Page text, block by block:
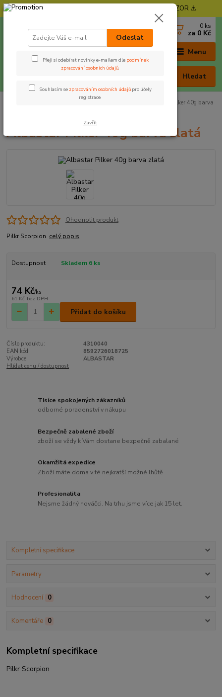
⚠️ POZOR - Objednávky expedujeme od 11. 8. - POZOR ⚠️
Menu
Hledat
0 ks
za 0 Kč
Albastar Pilker 40g barva
Albastar Pilker 40g barva zlatá
Ohodnotit produkt
Pilkr Scorpion celý popis
Dostupnost Skladem 6 ks
74 Kč/ks
61 Kč bez DPH
Přidat do košíku
Číslo produktu:
4310040
EAN kód:
8592726018725
Výrobce:
ALBASTAR
Hlídat cenu / dostupnost
Tisíce spokojených zákazníků
odborné poradenství v nákupu
Bezpečně zabalené zboží
zboží se vždy k Vám dostane bezpečně zabalané
Okamžitá expedice
Zboží máte doma v té nejkratší možné lhůtě
Profesionalita
Nejsme žádný nováčci. Na trhu jsme více jak 15 let.
Kompletní specifikace
Parametry
Hodnocení 0
Komentáře 0
Kompletní specifikace
Pilkr Scorpion
Odeslat
Přeji si odebírat novinky e-mailem dle podmínek
zpracování osobních údajů.
Souhlasím se zpracováním osobních údajů pro účely
registrace.
Zavřít